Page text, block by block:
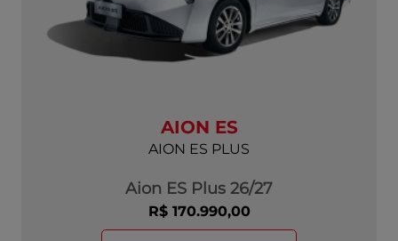
AION ES
AION ES PLUS
Aion ES Plus 26/27
R$ 170.990,00